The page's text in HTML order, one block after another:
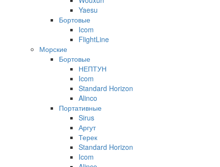
Yaesu
Бортовые
Icom
FlightLine
Морские
Бортовые
НЕПТУН
Icom
Standard Horizon
Alinco
Портативные
Sirus
Аргут
Терек
Standard Horizon
Icom